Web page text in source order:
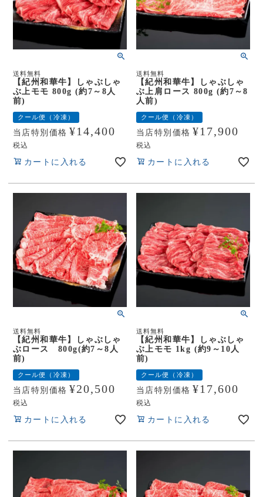
送料無料
【紀州和華牛】しゃぶしゃ
ぶ上モモ 800g (約7～8人
前)
クール便（冷凍）
当店特別価格 ¥14,400
税込
カートに入れる
送料無料
【紀州和華牛】しゃぶしゃ
ぶ上肩ロース 800g (約7～8
人前)
クール便（冷凍）
当店特別価格 ¥17,900
税込
カートに入れる
送料無料
【紀州和華牛】しゃぶしゃ
ぶロース 800g(約7～8人
前)
クール便（冷凍）
当店特別価格 ¥20,500
税込
カートに入れる
送料無料
【紀州和華牛】しゃぶしゃ
ぶ上モモ 1kg (約9～10人
前)
クール便（冷凍）
当店特別価格 ¥17,600
税込
カートに入れる